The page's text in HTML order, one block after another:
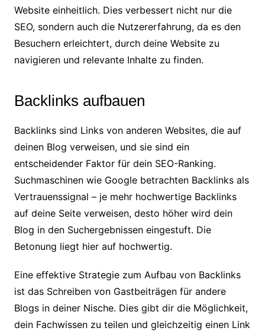
Website einheitlich. Dies verbessert nicht nur die
SEO, sondern auch die Nutzererfahrung, da es den
Besuchern erleichtert, durch deine Website zu
navigieren und relevante Inhalte zu finden.
Backlinks aufbauen
Backlinks sind Links von anderen Websites, die auf
deinen Blog verweisen, und sie sind ein
entscheidender Faktor für dein SEO-Ranking.
Suchmaschinen wie Google betrachten Backlinks als
Vertrauenssignal – je mehr hochwertige Backlinks
auf deine Seite verweisen, desto höher wird dein
Blog in den Suchergebnissen eingestuft. Die
Betonung liegt hier auf hochwertig.
Eine effektive Strategie zum Aufbau von Backlinks
ist das Schreiben von Gastbeiträgen für andere
Blogs in deiner Nische. Dies gibt dir die Möglichkeit,
dein Fachwissen zu teilen und gleichzeitig einen Link